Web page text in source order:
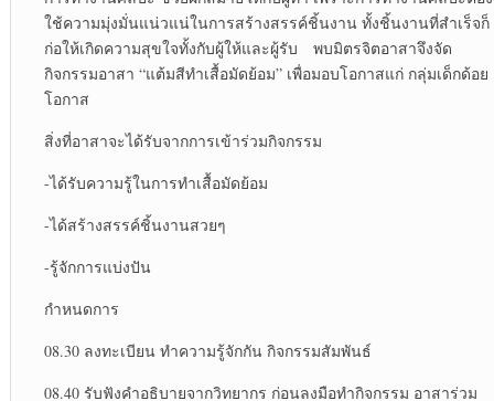
ใช้ความมุ่งมั่นแน่วแน่ในการสร้างสรรค์ชิ้นงาน ทั้งชิ้นงานที่สำเร็จก็
ก่อให้เกิดความสุขใจทั้งกับผู้ให้และผู้รับ พบมิตรจิตอาสาจึงจัด
กิจกรรมอาสา “แต้มสีทำเสื้อมัดย้อม” เพื่อมอบโอกาสแก่ กลุ่มเด็กด้อย
โอกาส
สิ่งที่อาสาจะได้รับจากการเข้าร่วมกิจกรรม
-ได้รับความรู้ในการทำเสื้อมัดย้อม
-ได้สร้างสรรค์ชิ้นงานสวยๆ
-รู้จักการแบ่งปัน
กำหนดการ
08.30 ลงทะเบียน ทำความรู้จักกัน กิจกรรมสัมพันธ์
08.40 รับฟังคำอธิบายจากวิทยากร ก่อนลงมือทำกิจกรรม อาสาร่วม